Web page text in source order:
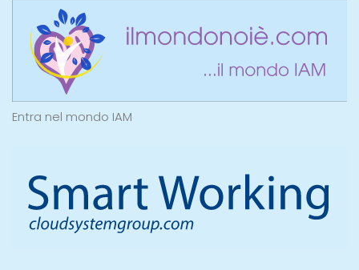
Entra nel mondo IAM